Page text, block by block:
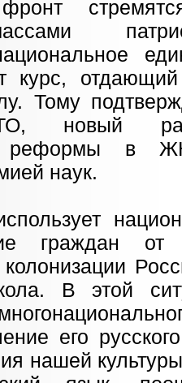
курс,
Тому
новый
реформы в
наук.
граждан от
колонизации
В этой
его
нашей